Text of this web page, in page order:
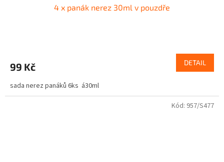
4 x panák nerez 30ml v pouzdře
99 Kč DETAIL
sada nerez panáků 6ks á30ml
Kód: 957/S477